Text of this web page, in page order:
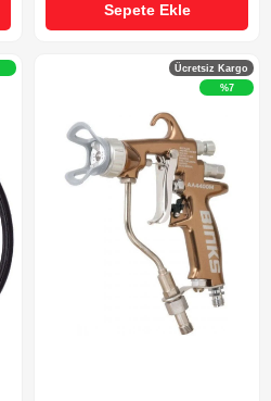
Sepete Ekle
Ücretsiz Kargo
%7